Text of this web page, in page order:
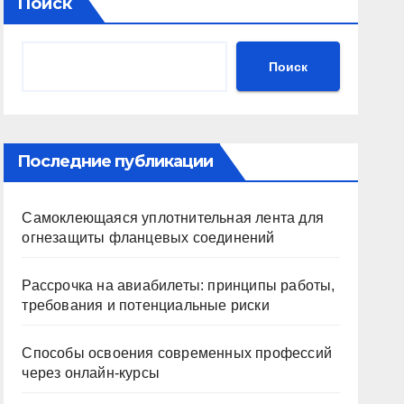
Поиск
Последние публикации
Самоклеющаяся уплотнительная лента для
огнезащиты фланцевых соединений
Рассрочка на авиабилеты: принципы работы,
требования и потенциальные риски
Способы освоения современных профессий
через онлайн-курсы